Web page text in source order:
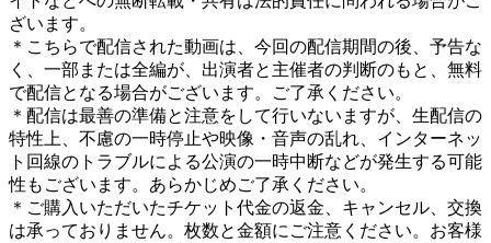
ざいます。
＊こちらで配信された動画は、今回の配信期間の後、予告な
く、一部または全編が、出演者と主催者の判断のもと、無料
で配信となる場合がございます。ご了承ください。
＊配信は最善の準備と注意をして行いないますが、生配信の
特性上、不慮の一時停止や映像・音声の乱れ、インターネッ
ト回線のトラブルによる公演の一時中断などが発生する可能
性もございます。あらかじめご了承ください。
＊ご購入いただいたチケット代金の返金、キャンセル、交換
は承っておりません。枚数と金額にご注意ください。お客様